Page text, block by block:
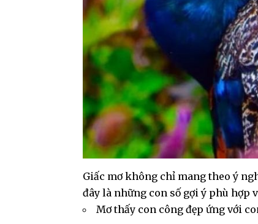
Giấc mơ không chỉ mang theo ý
đây là những con số gợi ý phù hợp
Mơ thấy con công đẹp ứng với